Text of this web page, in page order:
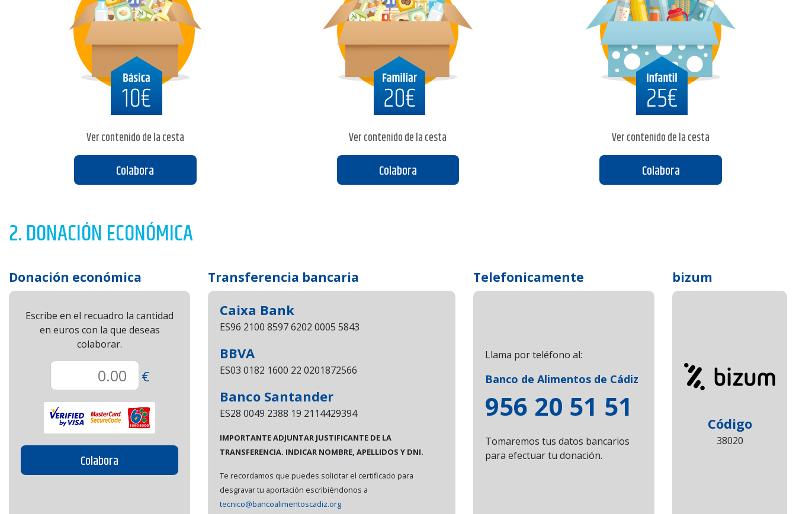
Ver contenido de la cesta
Colabora
Ver contenido de la cesta
Colabora
Ver contenido de la cesta
Colabora
2. DONACIÓN ECONÓMICA
Donación económica
Escribe en el recuadro la cantidad
en euros con la que deseas
colaborar.
€
Colabora
Transferencia bancaria
Caixa Bank
ES96 2100 8597 6202 0005 5843
BBVA
ES03 0182 1600 22 0201872566
Banco Santander
ES28 0049 2388 19 2114429394
IMPORTANTE ADJUNTAR JUSTIFICANTE DE LA
TRANSFERENCIA. INDICAR NOMBRE, APELLIDOS Y DNI.
Te recordamos que puedes solicitar el certificado para
desgravar tu aportación escribiéndonos a
tecnico@bancoalimentoscadiz.org
Telefonicamente
Llama por teléfono al:
Banco de Alimentos de Cádiz
956 20 51 51
Tomaremos tus datos bancarios
para efectuar tu donación.
bizum
Código
38020